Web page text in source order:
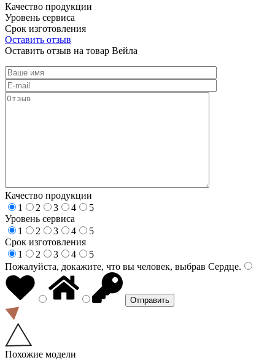
Качество продукции
Уровень сервиса
Срок изготовления
Оставить отзыв
Оставить отзыв на товар Вейла
Качество продукции
1
2 3 4
5
Уровень сервиса
1
2 3 4
5
Срок изготовления
1
2 3 4
5
Пожалуйста, докажите, что вы человек, выбрав Сердце.
Похожие модели